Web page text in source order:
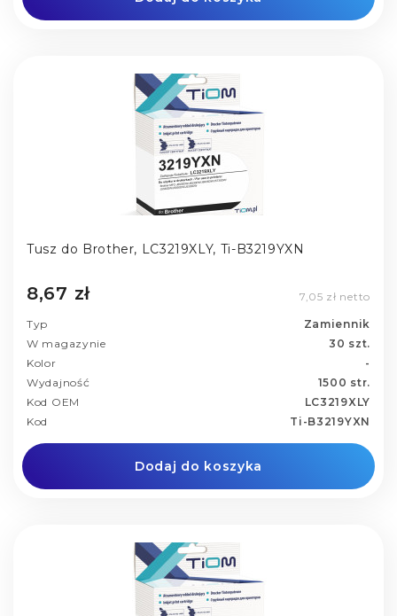
Tusz do Brother, LC3219XLY, Ti-B3219YXN
8,67 zł 7,05 zł netto
Typ
Zamiennik
W magazynie
30 szt.
Kolor
-
Wydajność
1500 str.
Kod OEM
LC3219XLY
Kod
Ti-B3219YXN
Dodaj do koszyka